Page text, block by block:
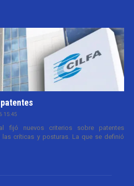
15:45
fijó nuevos criterios sobre patentes
las críticas y posturas. La que se definió